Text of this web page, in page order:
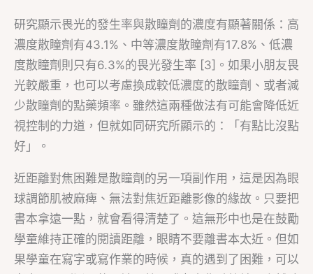
研究顯示畏光的發生率與散瞳劑的濃度有顯著關係：高
濃度散瞳劑有43.1%、中等濃度散瞳劑有17.8%、低濃
度散瞳劑則只有6.3%的畏光發生率 [3]。如果小朋友畏
光較嚴重，也可以考慮換成較低濃度的散瞳劑、或者減
少散瞳劑的點藥頻率。雖然這兩種做法有可能會降低近
視控制的力道，但就如同研究所顯示的：「有點比沒點
好」。
近距離對焦困難是散瞳劑的另一項副作用，這是因為眼
球調節肌被麻痺、無法對焦近距離影像的緣故。只要把
書本拿遠一點，就會看得清楚了。這無形中也是在鼓勵
學童維持正確的閱讀距離，眼睛不要離書本太近。但如
果學童在寫字或寫作業的時候，真的遇到了困難，可以